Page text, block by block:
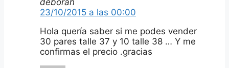
23/10/2015 a las 00:00
Hola quería saber si me podes vender
30 pares talle 37 y 10 talle 38 … Y me
confirmas el precio .gracias